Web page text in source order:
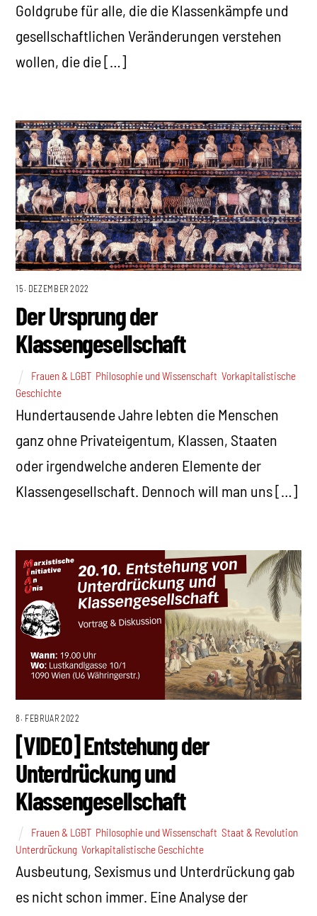
Goldgrube für alle, die die Klassenkämpfe und
gesellschaftlichen Veränderungen verstehen
wollen, die die […]
15. DEZEMBER 2022
Der Ursprung der
Klassengesellschaft
Frauen & LGBT Philosophie und Wissenschaft ,Vorkapitalistische
Geschichte
Hundertausende Jahre lebten die Menschen
ganz ohne Privateigentum, Klassen, Staaten
oder irgendwelche anderen Elemente der
Klassengesellschaft. Dennoch will man uns […]
8. FEBRUAR 2022
[VIDEO] Entstehung der
Unterdrückung und
Klassengesellschaft
Frauen & LGBT Philosophie und Wissenschaft ,Staat & Revolution
Unterdrückung ,Vorkapitalistische Geschichte
Ausbeutung, Sexismus und Unterdrückung gab
es nicht schon immer. Eine Analyse der